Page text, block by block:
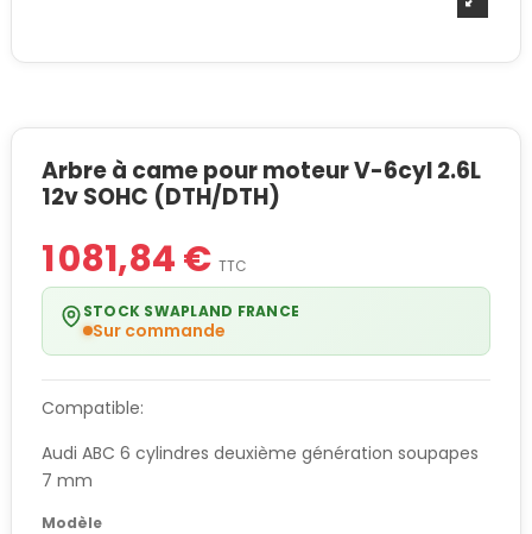
Arbre à came pour moteur V-6cyl 2.6L
12v SOHC (DTH/DTH)
1 081,84 € TTC
STOCK SWAPLAND FRANCE
Sur commande
Compatible:
Audi ABC 6 cylindres deuxième génération soupapes
7 mm
Modèle